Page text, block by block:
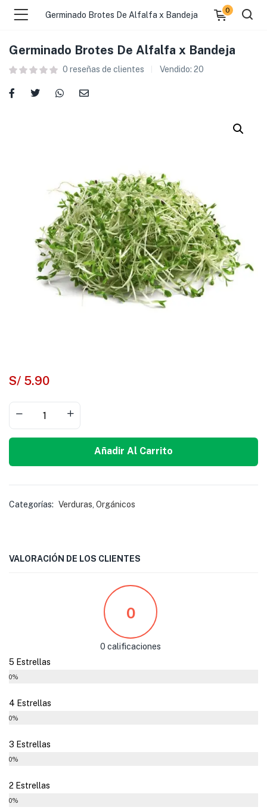
Germinado Brotes De Alfalfa x Bandeja
0
Germinado Brotes De Alfalfa x Bandeja
0 reseñas de clientes Vendido: 20
S/ 5.90
Añadir Al Carrito
Categorías: Verduras Orgánicos
VALORACIÓN DE LOS CLIENTES
0
0 calificaciones
5 Estrellas
0%
4 Estrellas
0%
3 Estrellas
0%
2 Estrellas
0%